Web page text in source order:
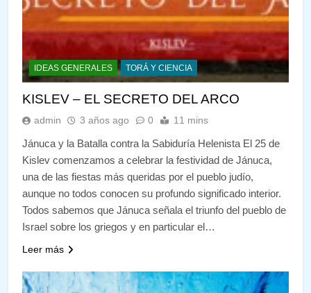
IDEAS GENERALES TORÁ Y CIENCIA
KISLEV – EL SECRETO DEL ARCO
admin 3 años ago 0 11 mins
Jánuca y la Batalla contra la Sabiduría Helenista El 25 de
Kislev comenzamos a celebrar la festividad de Jánuca,
una de las fiestas más queridas por el pueblo judío,
aunque no todos conocen su profundo significado interior.
Todos sabemos que Jánuca señala el triunfo del pueblo de
Israel sobre los griegos y en particular el…
Leer más